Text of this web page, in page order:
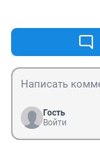
Гость
Войти